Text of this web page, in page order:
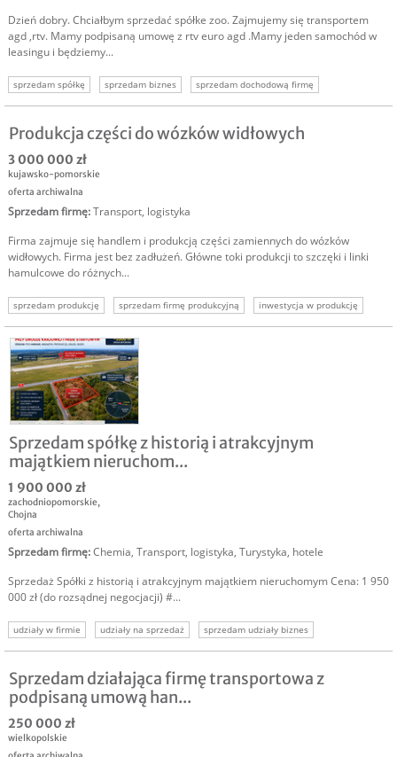
Dzień dobry. Chciałbym sprzedać spółke zoo. Zajmujemy się transportem
agd ,rtv. Mamy podpisaną umowę z rtv euro agd .Mamy jeden samochód w
leasingu i będziemy...
sprzedam spółkę sprzedam biznes
sprzedam dochodową firmę
dochodowy biznes sprzedam
sprzedam dochodową spółkę sprzedam firmę
Produkcja części do wózków widłowych
3 000 000 zł
kujawsko-pomorskie
oferta archiwalna
Sprzedam firmę:Transport, logistyka
Firma zajmuje się handlem i produkcją części zamiennych do wózków
widłowych. Firma jest bez zadłużeń. Główne toki produkcji to szczęki i linki
hamulcowe do różnych...
sprzedam produkcję sprzedam firmę produkcyjną
inwestycja w produkcję
produkcja wózków widłowych
Sprzedam spółkę z historią i atrakcyjnym
majątkiem nieruchom...
1 900 000 zł
zachodniopomorskie,
Chojna
oferta archiwalna
Sprzedam firmę:Chemia, Transport, logistyka, Turystyka, hotele
Sprzedaż Spółki z historią i atrakcyjnym majątkiem nieruchomym Cena: 1 950
000 zł (do rozsądnej negocjacji) #...
udziały w firmie udziały na sprzedaż
sprzedam udziały biznes
sprzedaż udziałów
udziały firma inżynieryjna
działka inwestycyjna
sprzedam spółkę nieruchomości
Sprzedam działająca firmę transportowa z
podpisaną umową han...
250 000 zł
wielkopolskie